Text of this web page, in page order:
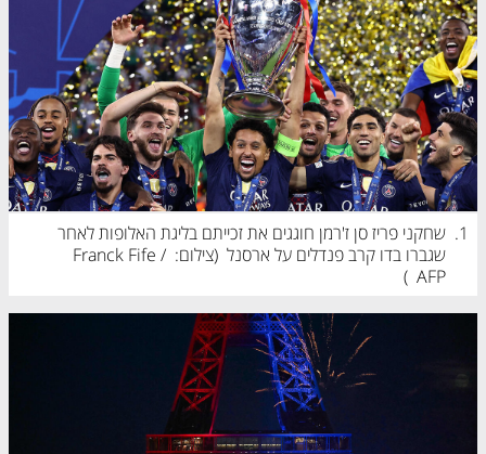
1.
שגברו בדו קרב פנדלים על ארסנל  (
צילום: Franck Fife /
AFP
)